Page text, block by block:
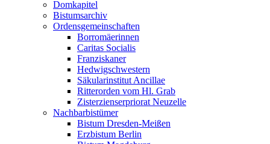
Domkapitel
Bistumsarchiv
Ordensgemeinschaften
Borromäerinnen
Caritas Socialis
Franziskaner
Hedwigschwestern
Säkularinstitut Ancillae
Ritterorden vom Hl. Grab
Zisterzienserpriorat Neuzelle
Nachbarbistümer
Bistum Dresden-Meißen
Erzbistum Berlin